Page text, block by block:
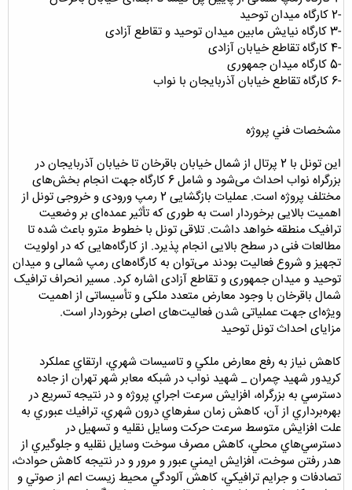
-2 کارگاه میدان توحید
-3 کارگاه نیایش مابین میدان توحید و تقاطع آزادی
-4 کارگاه تقاطع خیابان آزادی
-5 کارگاه میدان جمهوری
-6 کارگاه تقاطع خیابان آذربایجان با نواب
مشخصات فني پروژه
این تونل با 2 پرتال از شمال خیابان باقرخان تا خیابان آذربایجان در
بزرگراه نواب احداث می‌شود و شامل 6 کارگاه جهت انجام بخش‌های
مختلف پروژه است. عملیات بازگشايی 2 رمپ ورودی و خروجی تونل از
اهمیت بالايی برخوردار است به طوری که تأثیر عمده‌ای بر وضعیت
ترافیک منطقه خواهد داشت. تلاقی تونل با خطوط مترو باعث شده تا
مطالعات فنی در سطح بالایی انجام پذیرد. از کارگاه‌هايی که در اولویت
تجهیز و شروع فعالیت بودند می‌توان به کارگاه‌های رمپ شمالی و میدان
توحید و میدان جمهوری و تقاطع آزادی اشاره كرد. مسیر انحراف ترافیک
شمال باقرخان با وجود معارض متعدد ملکی و تأسیساتی از اهمیت
ویژه‌ای جهت عملیاتی شدن فعالیت‌های اصلی برخوردار است.
مزایای احداث تونل توحید
كاهش نياز به رفع معارض ملكي و تاسيسات شهري، ارتقاي عملكرد
كريدور شهيد چمران _ شهيد نواب در شبكه معابر شهر تهران از جاده
دسترسي به بزرگراه، افزايش سرعت اجراي پروژه و در نتيجه تسريع در
بهره‌برداري از آن، كاهش زمان سفرهاي درون شهري، ترافيك عبوري به
علت افزايش متوسط سرعت حركت وسايل نقليه و تسهيل در
دسترسي‌هاي محلي، كاهش مصرف سوخت وسايل نقليه و جلوگيري از
هدر رفتن سوخت، افزايش ايمني عبور و مرور و در نتيجه كاهش حوادث،
تصادفات و جرايم ترافيكي، كاهش آلودگي محيط زيست اعم از صوتي و